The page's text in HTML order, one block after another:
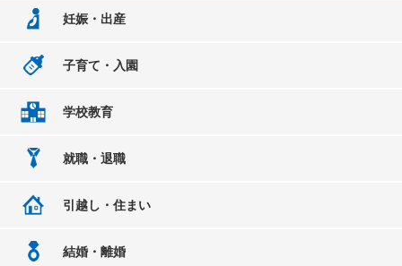
妊娠・出産
子育て・入園
学校教育
就職・退職
引越し・住まい
結婚・離婚